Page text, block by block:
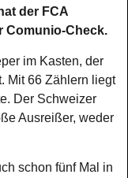
der FCA
Comunio-Check.
im Kasten, der
Mit 66 Zählern liegt
Der Schweizer
Ausreißer, weder
schon fünf Mal in